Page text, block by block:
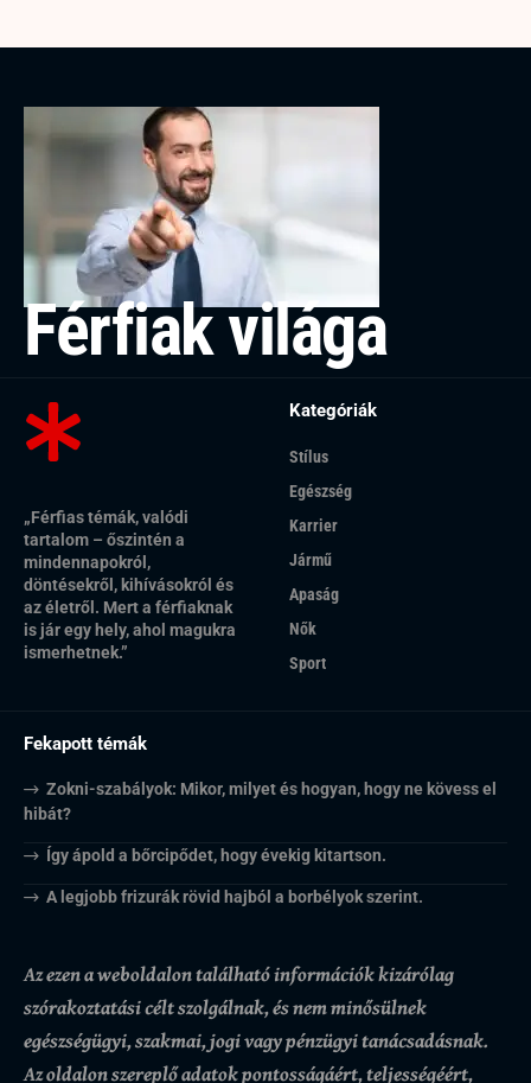
Férfiak világa
„Férfias témák, valódi
tartalom – őszintén a
mindennapokról,
döntésekről, kihívásokról és
az életről. Mert a férfiaknak
is jár egy hely, ahol magukra
ismerhetnek.”
Kategóriák
Stílus
Egészség
Karrier
Jármű
Apaság
Nők
Sport
Fekapott témák
Zokni-szabályok: Mikor, milyet és hogyan, hogy ne kövess el
hibát?
Így ápold a bőrcipődet, hogy évekig kitartson.
A legjobb frizurák rövid hajból a borbélyok szerint.
Az ezen a weboldalon található információk kizárólag
szórakoztatási célt szolgálnak, és nem minősülnek
egészségügyi, szakmai, jogi vagy pénzügyi tanácsadásnak.
Az oldalon szereplő adatok pontosságáért, teljességéért,